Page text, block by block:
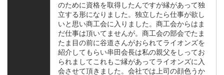
のために資格を取得したんですが縁があって独
立する形になりました。独立したら仕事が欲し
いと思い商工会に入りました。商工会からはま
だ仕事は頂いてませんが。商工会の部会でたま
たま目の前に谷道さんがおられてライオンズを
紹介してもらい串田会長は私の親父をしってお
られましてこれもご縁があってライオンズに入
会させて頂きました。会社では上司の顔色うか